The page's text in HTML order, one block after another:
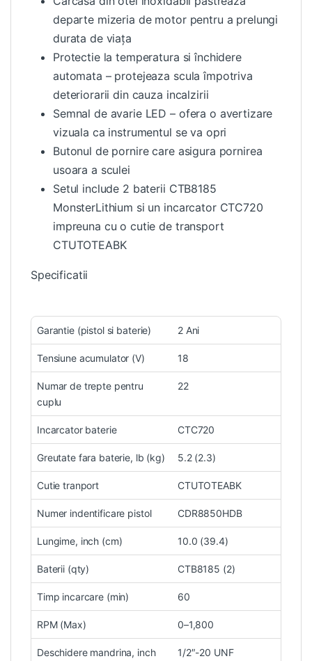
departe mizeria de motor pentru a prelungi
durata de viața
Protectie la temperatura si închidere
automata – protejeaza scula împotriva
deteriorarii din cauza incalzirii
Semnal de avarie LED – ofera o avertizare
vizuala ca instrumentul se va opri
Butonul de pornire care asigura pornirea
usoara a sculei
Setul include 2 baterii CTB8185
MonsterLithium si un incarcator CTC720
impreuna cu o cutie de transport
CTUTOTEABK
Specificatii
Garantie (pistol si baterie) 2 Ani
Tensiune acumulator (V) 18
Numar de trepte pentru
cuplu
22
Incarcator baterie CTC720
Greutate fara baterie, lb (kg) 5.2 (2.3)
Cutie tranport CTUTOTEABK
Numer indentificare pistol CDR8850HDB
Lungime, inch (cm) 10.0 (39.4)
Baterii (qty) CTB8185 (2)
Timp incarcare (min) 60
RPM (Max) 0–1,800
Deschidere mandrina, inch 1/2″-20 UNF